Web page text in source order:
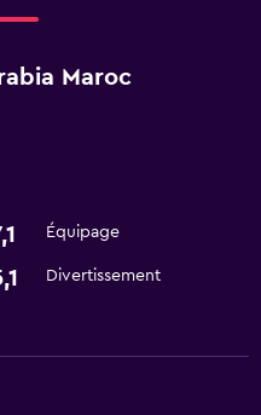
Maroc
Équipage
Divertissement